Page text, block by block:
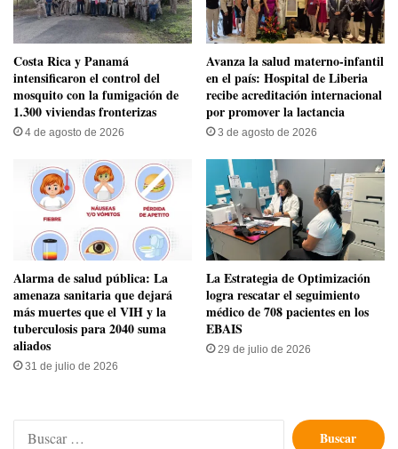
Costa Rica y Panamá
intensificaron el control del
mosquito con la fumigación de
1.300 viviendas fronterizas
4 de agosto de 2026
Avanza la salud materno-infantil
en el país: Hospital de Liberia
recibe acreditación internacional
por promover la lactancia
3 de agosto de 2026
​Alarma de salud pública: La
amenaza sanitaria que dejará
más muertes que el VIH y la
tuberculosis para 2040 suma
aliados
31 de julio de 2026
La Estrategia de Optimización
logra rescatar el seguimiento
médico de 708 pacientes en los
EBAIS
29 de julio de 2026
Buscar: